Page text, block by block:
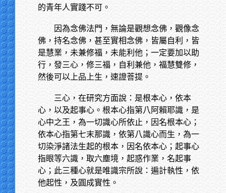
的青年人實踐不可。
因為念佛法門，無論是觀想念佛，觀像念
佛，持名念佛，甚至實相念佛，皆屬自利，皆
是慧業，未兼修福，未能利他；一定要加以助
行，發三心，修三福，自利兼他，福慧雙修，
然後可以上品上生，速證菩提。
三心，在研究方面說：是根本心，依本
心，以及起事心。根本心指第八阿賴耶識，是
心中之王，為一切識心所依止，因名根本心；
依本心指第七末那識，依第八識心而生，為一
切染淨諸法生起的根本，因名依本心；起事心
指眼等六識，取六塵境，起惑作業，名起事
心；此三種心就是唯識宗所說：遍計執性，依
他起性，及圓成實性。